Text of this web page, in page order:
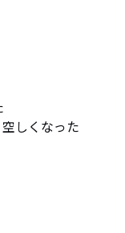
しくなった